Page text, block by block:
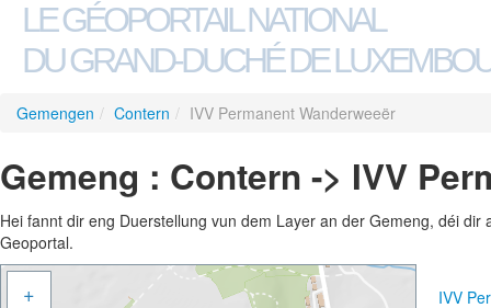
LE GÉOPORTAIL NATIONAL
DU GRAND-DUCHÉ DE
Gemengen / Contern / IVV Permanent Wanderweeër
Gemeng : Contern -> IVV
Hei fannt dir eng Duerstellung vun dem Layer an der Gemeng, déi
Geoportal.
+
IVV